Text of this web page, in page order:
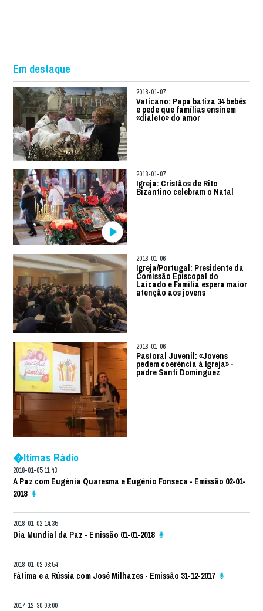
Em destaque
2018-01-07
Vaticano: Papa batiza 34 bebés
e pede que famílias ensinem
«dialeto» do amor
2018-01-07
Igreja: Cristãos de Rito
Bizantino celebram o Natal
2018-01-06
Igreja/Portugal: Presidente da
Comissão Episcopal do
Laicado e Família espera maior
atenção aos jovens
2018-01-06
Pastoral Juvenil: «Jovens
pedem coerência à Igreja» -
padre Santi Dominguez
�ltimas Rádio
2018-01-05 11:43
A Paz com Eugénia Quaresma e Eugénio Fonseca - Emissão 02-01-
2018
2018-01-02 14:35
Dia Mundial da Paz - Emissão 01-01-2018
2018-01-02 08:54
Fátima e a Rússia com José Milhazes - Emissão 31-12-2017
2017-12-30 09:00